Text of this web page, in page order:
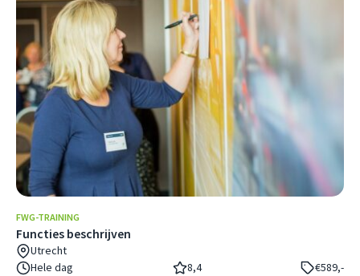
FWG-TRAINING
Functies beschrijven
Utrecht
Hele dag
8,4 €589,-